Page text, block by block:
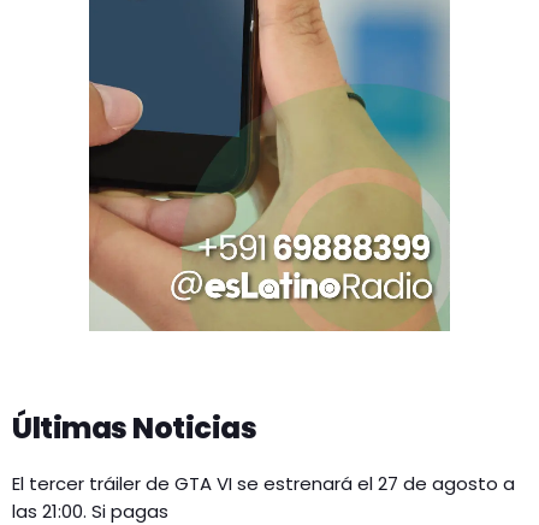
Últimas Noticias
El tercer tráiler de GTA VI se estrenará el 27 de agosto a
las 21:00. Si pagas